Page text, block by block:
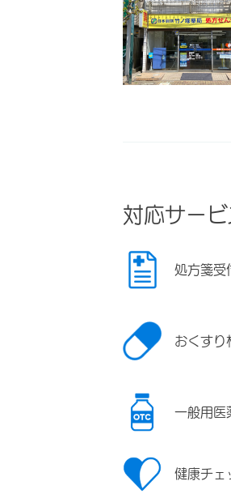
対応サービ
処方箋受
おくすり
一般用医
健康チェ